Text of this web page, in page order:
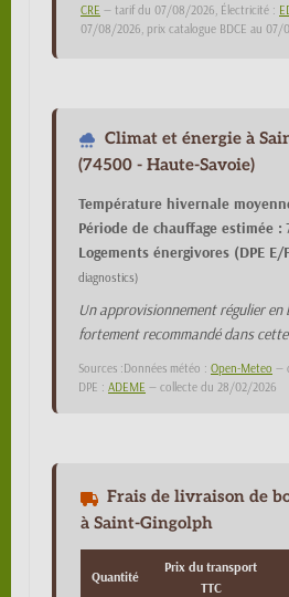
CRE — tarif du 07/08/2026, Électricité :
07/08/2026, prix catalogue BDCE au 07/
Climat et énergie à
(74500 - Haute-Savoie)
Température hivernale
Période de chauffage estimée :
Logements énergivores (DPE E/
diagnostics)
Un approvisionnement régulier en
fortement recommandé dans
Sources :Données météo : Open-Meteo —
DPE : ADEME — collecte du 28/02/2026
Frais de livraison de
à Saint-Gingolph
Quantité
Prix du transport
TTC